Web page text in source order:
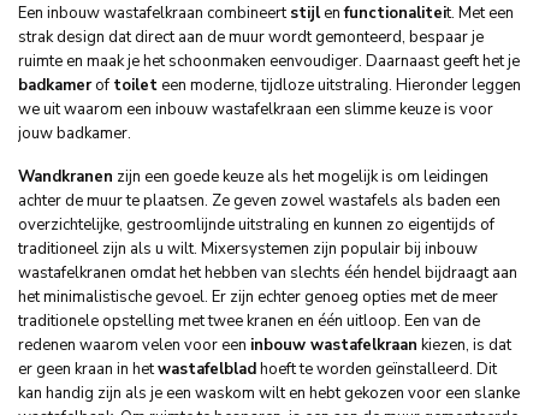
Een inbouw wastafelkraan combineertstijlenfunctionaliteit. Met een
strak design dat direct aan de muur wordt gemonteerd, bespaar je
ruimte en maak je het schoonmaken eenvoudiger. Daarnaast geeft het je
badkamerof toileteen moderne, tijdloze uitstraling. Hieronder leggen
we uit waarom een inbouw wastafelkraan een slimme keuze is voor
jouw badkamer.
Wandkranen zijn een goede keuze als het mogelijk is om leidingen
achter de muur te plaatsen. Ze geven zowel wastafels als baden een
overzichtelijke, gestroomlijnde uitstraling en kunnen zo eigentijds of
traditioneel zijn als u wilt. Mixersystemen zijn populair bij inbouw
wastafelkranen omdat het hebben van slechts één hendel bijdraagt ​​aan
het minimalistische gevoel. Er zijn echter genoeg opties met de meer
traditionele opstelling met twee kranen en één uitloop. Een van de
redenen waarom velen voor een inbouw wastafelkraan kiezen, is dat
er geen kraan in hetwastafelbladhoeft te worden geïnstalleerd. Dit
kan handig zijn als je een waskom wilt en hebt gekozen voor een slanke